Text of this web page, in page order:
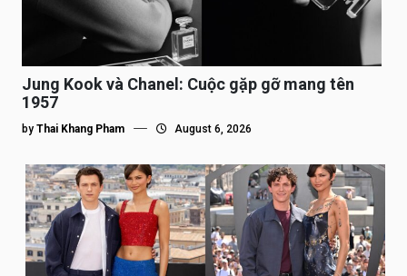
Jung Kook và Chanel: Cuộc gặp gỡ mang tên
1957
by Thai Khang Pham August 6, 2026